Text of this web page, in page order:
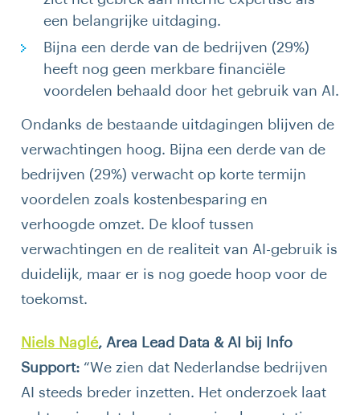
een belangrijke uitdaging.
Bijna een derde van de bedrijven (29%)
heeft nog geen merkbare financiële
voordelen behaald door het gebruik van AI.
Ondanks de bestaande uitdagingen blijven de
verwachtingen hoog. Bijna een derde van de
bedrijven (29%) verwacht op korte termijn
voordelen zoals kostenbesparing en
verhoogde omzet. De kloof tussen
verwachtingen en de realiteit van AI-gebruik is
duidelijk, maar er is nog goede hoop voor de
toekomst.
Niels Naglé, Area Lead Data & AI bij Info
Support:“We zien dat Nederlandse bedrijven
AI steeds breder inzetten. Het onderzoek laat